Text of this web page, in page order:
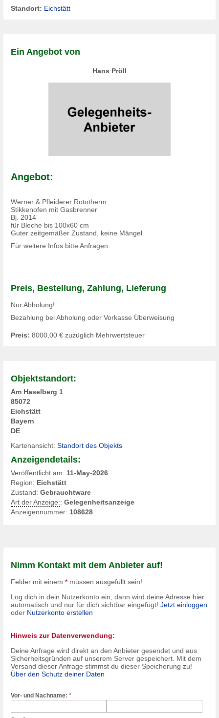
Standort: Eichstätt
Ein Angebot von
Hans Pröll
Angebot:
Werner & Pfleiderer Rototherm
Stikkenofen mit Gasbrenner
Bj. 2014
für Bleche bis 100x60 cm
Guter zeitgemäßer Zustand, keine Mängel
Für weitere Infos bitte Anfragen.
Preis, Bestellung, Zahlung, Lieferung
Nur Abholung!
Bezahlung bei Abholung oder Vorkasse Überweisung
Preis: 8000,00 € zuzüglich Mehrwertsteuer
Objektstandort:
Am Haselberg 1
85072
Eichstätt
Bayern
DE
Kartenansicht: Standort des Objekts
Anzeigendetails:
Veröffentlicht am: 11-May-2026
Region: Eichstätt
Zustand: Gebrauchtware
Art der Anzeige:: Gelegenheitsanzeige
Anzeigennummer: 108628
Nimm Kontakt mit dem Anbieter auf!
Felder mit einem * müssen ausgefüllt sein!
Log dich in dein Nutzerkonto ein, dann wird deine Adresse hier
automatisch und nur für dich sichtbar eingefügt! Jetzt einloggen
oder Nutzerkonto erstellen
Hinweis zur Datenverwendung:
Deine Anfrage wird direkt an den Anbieter gesendet und aus
Sicherheitsgründen auf unserem Server gespeichert. Mit dem
Versand dieser Anfrage stimmst du dieser Speicherung zu!
Über den Schutz deiner Daten
Vor- und Nachname: *